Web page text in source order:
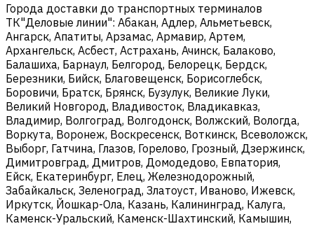
Города доставки до транспортных терминалов
ТК"Деловые линии": Абакан, Адлер, Альметьевск,
Ангарск, Апатиты, Арзамас, Армавир, Артем,
Архангельск, Асбест, Астрахань, Ачинск, Балаково,
Балашиха, Барнаул, Белгород, Белорецк, Бердск,
Березники, Бийск, Благовещенск, Борисоглебск,
Боровичи, Братск, Брянск, Бузулук, Великие Луки,
Великий Новгород, Владивосток, Владикавказ,
Владимир, Волгоград, Волгодонск, Волжский, Вологда,
Воркута, Воронеж, Воскресенск, Воткинск, Всеволожск,
Выборг, Гатчина, Глазов, Горелово, Грозный, Дзержинск,
Димитровград, Дмитров, Домодедово, Евпатория,
Ейск, Екатеринбург, Елец, Железнодорожный,
Забайкальск, Зеленоград, Златоуст, Иваново, Ижевск,
Иркутск, Йошкар-Ола, Казань, Калининград, Калуга,
Каменск-Уральский, Каменск-Шахтинский, Камышин,